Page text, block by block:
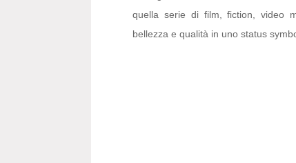
quella serie di film, fiction, video
bellezza e qualità in uno status